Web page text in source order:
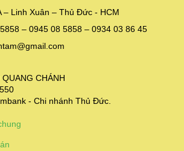
– Linh Xuân – Thủ Đức - HCM
– 0945 08 5858 – 0934 03 86 45
CHÁNH
- Chi nhánh Thủ Đức.